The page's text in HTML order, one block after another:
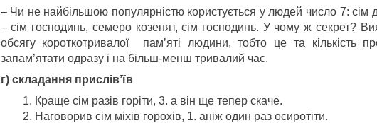
– Чи не найбільшою популярністю користується у людей число 7: сім
– сім господинь, семеро козенят, сім господинь. У чому ж секрет?
обсягу короткотривалої пам’яті людини, тобто це та кількість
запам’ятати одразу і на більш-менш тривалий час.
г) складання прислів’їв
Краще сім разів горіти, 3. а він ще тепер скаче.
Наговорив сім міхів горохів, 1. аніж один раз осиротіти.